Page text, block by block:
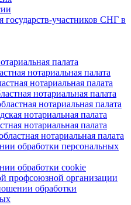
государств-участников СНГ в
палата
нотариальная палата
нотариальная палата
нотариальная палата
нотариальная палата
нотариальная палата
нотариальная палата
нотариальная палата
обработки персональных
обработки cookie
профсоюзной организации
обработки